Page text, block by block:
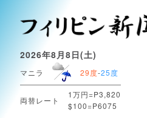
2026年8月8日(土)
マニラ 29度-25度
両替レート
1万円=P3,820
$100=P6075